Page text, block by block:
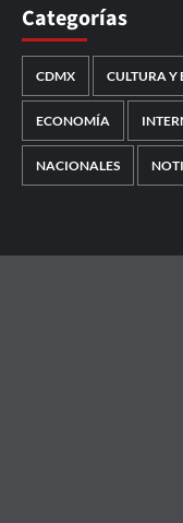
Categorías
CDMX CULTURA Y
ECONOMÍA
NACIONALES